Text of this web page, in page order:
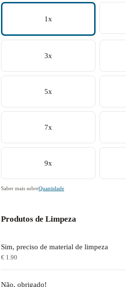
1x
3x
5x
7x
9x
Saber mais sobreQuantidade
Produtos de Limpeza
Sim, preciso de material de limpeza
€ 1.90
Não, obrigado!